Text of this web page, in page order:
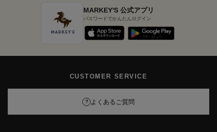
MARKEY'S 公式アプリ
パスワードでかんたんログイン
CUSTOMER SERVICE
? よくあるご質問